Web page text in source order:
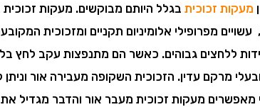
מעקות זכוכית בגלל היותם מבוקשים. מעקות זכוכית
מפרופילי אלומיניום תקניים ומזכוכית
ללחצים גבוהים. כאשר הם מתנפצות עקב לחץ
מרקם עדין. הזכוכית השקופה מעבירה אור
מאפשרים מעקות זכוכית מעבר אור והדבר מגדיל